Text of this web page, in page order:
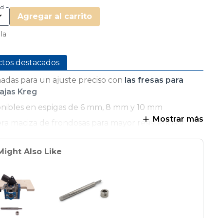
Agregar al carrito
destacados
para un ajuste preciso con las fresas para
Kreg
en espigas de 6 mm, 8 mm y 10 mm
maciza de frondosas para mayor resistencia y
para facilitar la retención del pegamento;
para dejar espacio en la mortaja para el
resellable reduce la expansión y la contracción
espigas
Mostrar más
Also Like